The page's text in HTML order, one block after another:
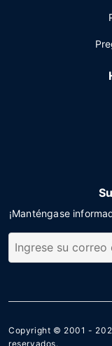
¡Manténgase
Copyright © 2001 -
reservados.